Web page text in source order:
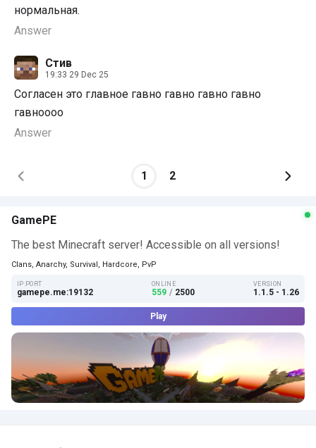
нормальная.
Answer
Стив
19:33 29 Dec 25
Согласен это главное гавно гавно гавно гавно
гавноооо
Answer
1 2
GamePE
The best Minecraft server! Accessible on all versions!
Clans, Anarchy, Survival, Hardcore, PvP
IP:PORT
gamepe.me:19132
ONLINE
559 / 2500
VERSION
1.1.5 - 1.26
Play